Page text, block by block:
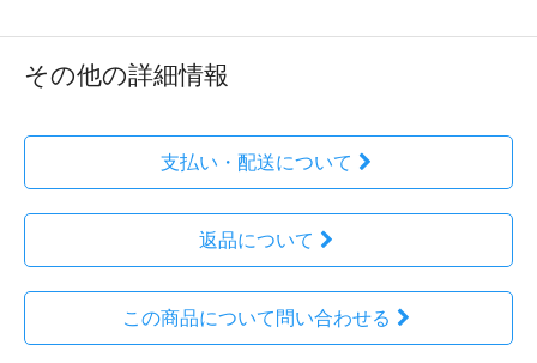
その他の詳細情報
支払い・配送について
返品について
この商品について問い合わせる